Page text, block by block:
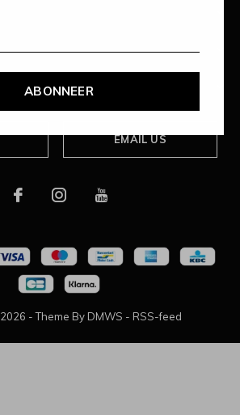
ABONNEER
EMAIL US
2026 - Theme By DMWS - RSS-feed